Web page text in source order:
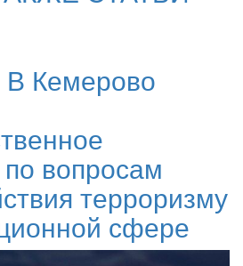
В Кемерово
вопросам
терроризму
сфере